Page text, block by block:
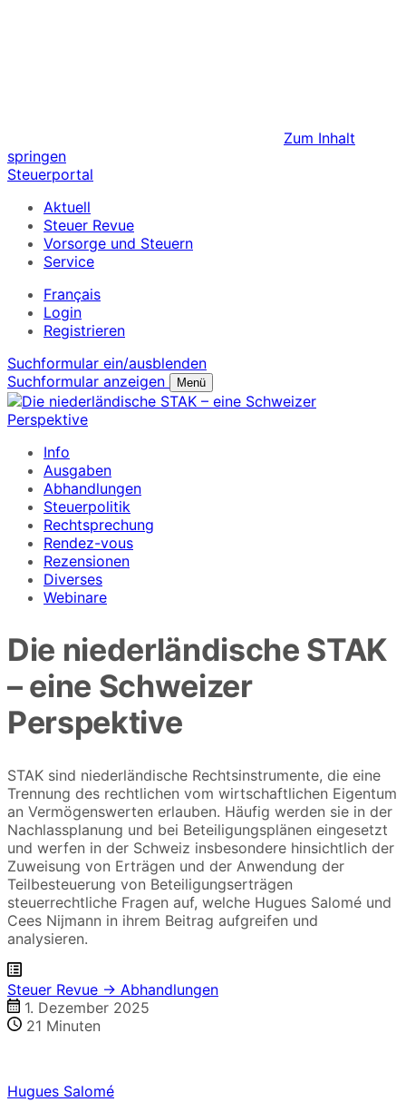
Zum Inhalt
springen
Steuerportal
Aktuell
Steuer Revue
Vorsorge und Steuern
Service
Français
Login
Registrieren
Suchformular ein/ausblenden
Suchformular anzeigen
Menü
Info
Ausgaben
Abhandlungen
Steuerpolitik
Rechtsprechung
Rendez-vous
Rezensionen
Diverses
Webinare
Die niederländische STAK
– eine Schweizer
Perspektive
STAK sind niederländische Rechtsinstrumente, die eine
Trennung des rechtlichen vom wirtschaftlichen Eigentum
an Vermögenswerten erlauben. Häufig werden sie in der
Nachlassplanung und bei Beteiligungsplänen eingesetzt
und werfen in der Schweiz insbesondere hinsichtlich der
Zuweisung von Erträgen und der Anwendung der
Teilbesteuerung von Beteiligungserträgen
steuerrechtliche Fragen auf, welche Hugues Salomé und
Cees Nijmann in ihrem Beitrag aufgreifen und
analysieren.
Steuer Revue → Abhandlungen
1. Dezember 2025
21 Minuten
Hugues Salomé